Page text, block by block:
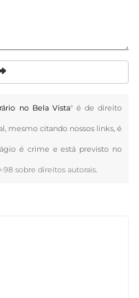
no Bela Vista" é de direito
mesmo citando nossos links, é
é crime e está previsto no
98 sobre direitos autorais.